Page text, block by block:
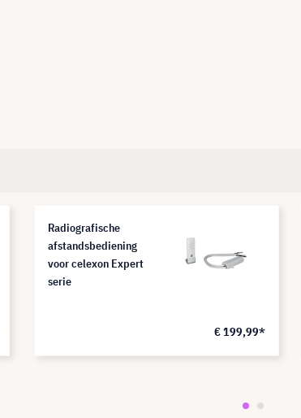
Radiografische
afstandsbediening
voor celexon Expert
serie
€ 199,99*